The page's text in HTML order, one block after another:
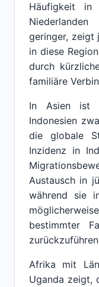
Häufigkeit in
geringer, zeigt
in diese
durch
familiäre
In Asien ist
Indonesien
die globale
Inzidenz in
Austausch in
während sie
bestimmter
Afrika mit
Uganda zeigt,